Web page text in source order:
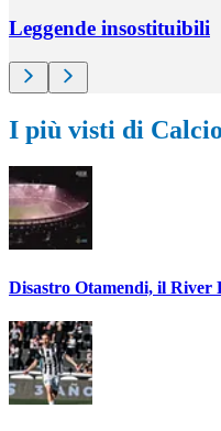
Leggende insostituibili
I più visti di
Disastro Otamendi, il River